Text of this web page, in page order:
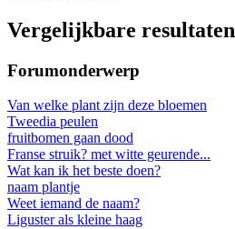
Vergelijkbare resultaten
Forumonderwerp
Van welke plant zijn deze bloemen
Tweedia peulen
fruitbomen gaan dood
Franse struik? met witte geurende...
Wat kan ik het beste doen?
naam plantje
Weet iemand de naam?
Liguster als kleine haag